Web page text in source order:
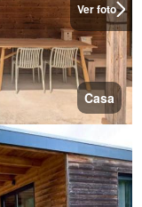
Ver foto
Casa